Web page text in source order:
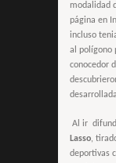
modalidad
página en
incluso
al polígono
conocedor
Al ir
Lasso,
deportivas